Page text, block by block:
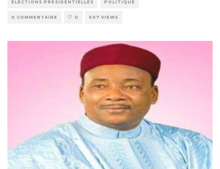
ELECTIONS PRESIDENTIELLES POLITIQUE
0 COMMENTAIRE 0 607 VIEWS